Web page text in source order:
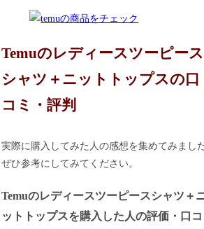
Temuのレディースツーピース
シャツ＋ニットトップスの口
コミ・評判
実際に購入してみた人の感想を集めてみまし
ぜひ参考にしてみてください。
Temuのレディースツーピースシャツ＋
ットトップスを購入した人の評価・口コ